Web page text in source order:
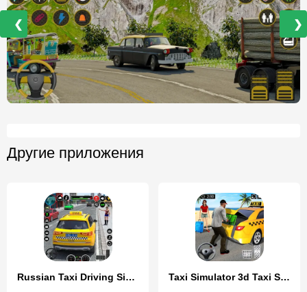
❮ ❯
Другие приложения
Russian Taxi Driving Simulator Taxi Simulator 3d Taxi Sim